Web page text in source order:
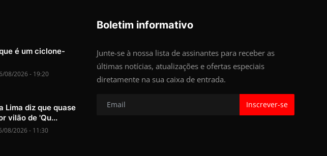
é um ciclone-
08/2026 - 19:20
Lima diz que quase
vilão de 'Qu...
08/2026 - 11:30
Boletim informativo
Junte-se à nossa lista de assinantes para receber as
últimas notícias, atualizações e ofertas especiais
diretamente na sua caixa de entrada.
Inscrever-se